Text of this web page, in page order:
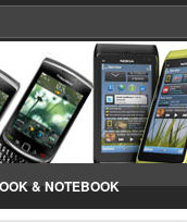
& NOTEBOOK